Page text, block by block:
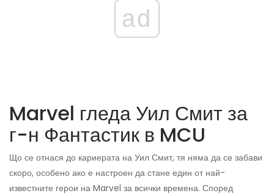
ad
Marvel гледа Уил Смит за
г-н Фантастик в MCU
Що се отнася до кариерата на Уил Смит, тя няма да се забави
скоро, особено ако е настроен да стане един от най-
известните герои на Marvel за всички времена. Според